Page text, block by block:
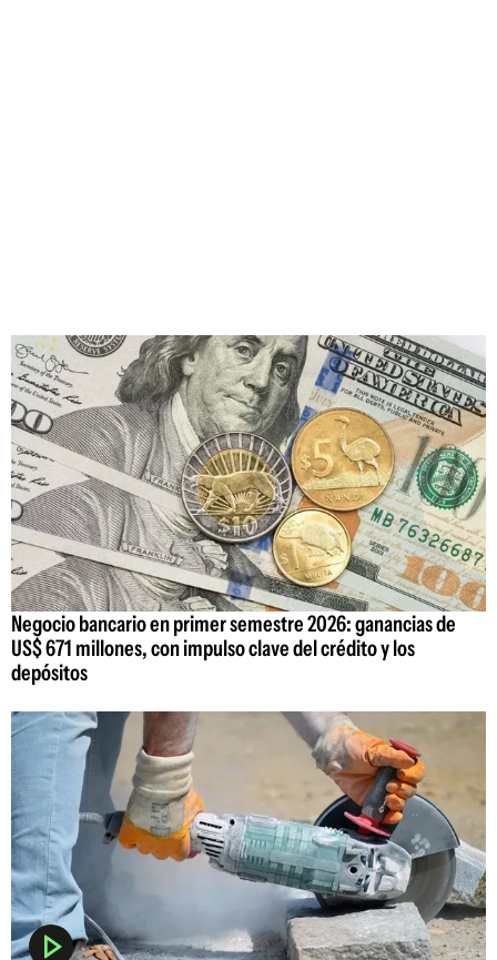
Negocio bancario en primer semestre 2026: ganancias de
US$ 671 millones, con impulso clave del crédito y los
depósitos